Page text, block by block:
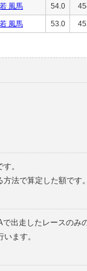
風馬 54.0
風馬 53.0
。
法で算定した額です。
出走したレースのみ
ます。